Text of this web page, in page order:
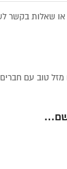
שאלות בקשר
טוב עם